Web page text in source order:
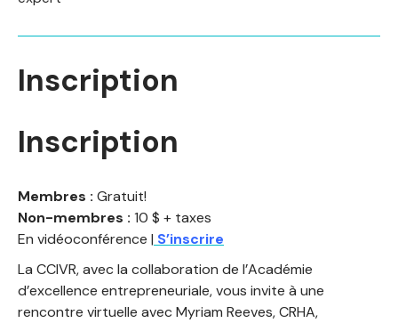
Inscription
Inscription
Membres : Gratuit!
Non-membres : 10 $ + taxes
En vidéoconférence | S’inscrire
La CCIVR, avec la collaboration de l’Académie
d’excellence entrepreneuriale, vous invite à une
rencontre virtuelle avec Myriam Reeves, CRHA,